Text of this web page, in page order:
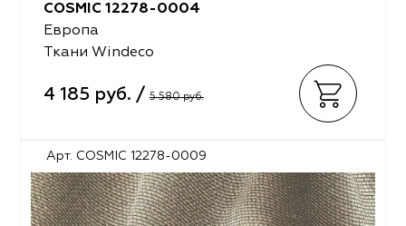
COSMIC 12278-0004
Европа
Ткани Windeco
4 185 руб. / 5 580 руб.
Арт. COSMIC 12278-0009